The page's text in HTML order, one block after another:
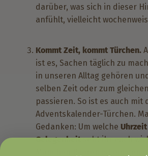
darüber, was sich in dieser
anfühlt, vielleicht
Kommt Zeit, kommt Türchen.
ist es, Sachen täglich zu
in unseren Alltag gehören
selben Zeit oder zum
passieren. So ist es auch mit
Adventskalender-Türchen.
Gedanken: Um welche Uhrzeit
Gelegenheitseht ihr euch
Manchen Paaren ist ein